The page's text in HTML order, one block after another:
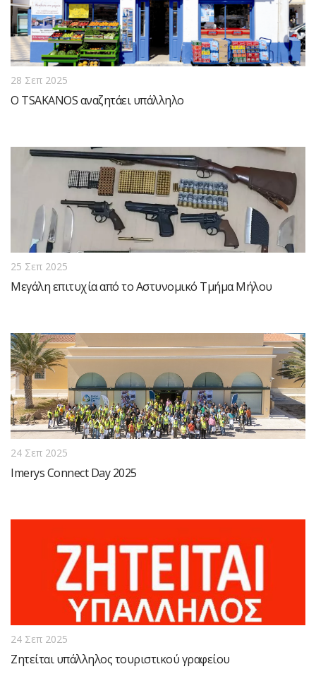
28 Σεπ 2025
Ο TSAKANOS αναζητάει υπάλληλο
25 Σεπ 2025
Μεγάλη επιτυχία από το Αστυνομικό Τμήμα Μήλου
24 Σεπ 2025
Imerys Connect Day 2025
24 Σεπ 2025
Ζητείται υπάλληλος τουριστικού γραφείου